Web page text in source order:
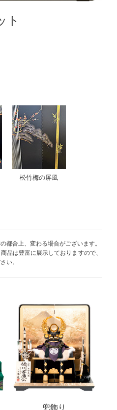
ト
松竹梅の屏風
都合上、変わる場合がございます。
品は豊富に展示しておりますので、
い。
兜飾り